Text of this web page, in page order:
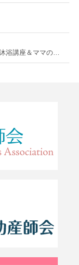
浴講座＆ママの…